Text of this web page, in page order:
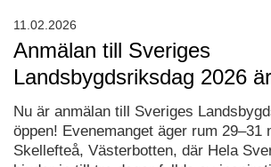
Anmälan till Sveriges
Landsbygdsriksdag 2026
Nu är anmälan till Sveriges
öppen! Evenemanget äger rum 29–31
Skellefteå, Västerbotten, där Hela
11.02.2026